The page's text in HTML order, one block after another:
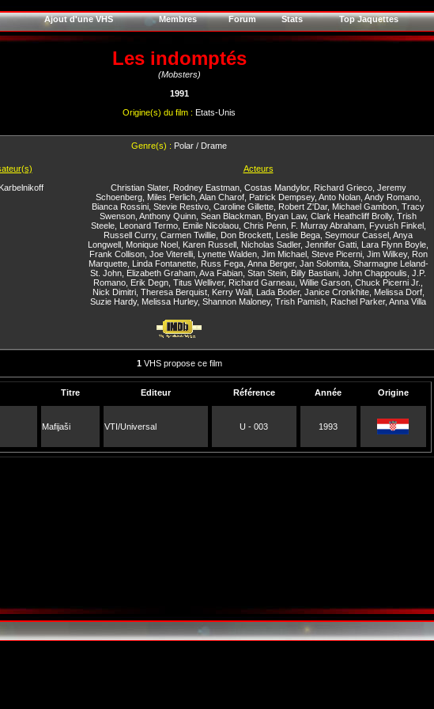
Ajout d'une VHS Membres Forum Stats Top Jaquettes
Les indomptés
(Mobsters)
1991
Origine(s) du film : Etats-Unis
Genre(s) : Polar / Drame
Acteurs
Christian Slater, Rodney Eastman, Costas Mandylor, Richard Grieco, Jeremy
Schoenberg, Miles Perlich, Alan Charof, Patrick Dempsey, Anto Nolan, Andy Romano,
Bianca Rossini Stevie Restivo Caroline Gillette Robert Z'Dar, Michael Gambon Tracy
Swenson Anthony Quinn Sean Blackman Bryan Law, Clark Heathcliff Brolly, Trish
Steele, Leonard Termo, Emile Nicolaou, Chris Penn, F. Murray Abraham, Fyvush Finkel,
Russell Curry, Carmen Twillie Don Brockett Leslie Bega Seymour Cassel Anya
Longwell Monique Noel Karen Russell Nicholas Sadler, Jennifer Gatti Lara Flynn Boyle
Frank Collison, Joe Viterelli, Lynette Walden, Jim Michael, Steve Picerni, Jim Wilkey, Ron
Marquette, Linda Fontanette, Russ Fega, Anna Berger, Jan Solomita, Sharmagne Leland-
St. John Elizabeth Graham Ava Fabian Stan Stein Billy Bastiani John Chappoulis J.P.
Romano Erik Degn Titus Welliver, Richard Garneau Willie Garson Chuck Picerni Jr.
Nick Dimitri, Theresa Berquist, Kerry Wall, Lada Boder, Janice Cronkhite, Melissa Dorf,
Suzie Hardy, Melissa Hurley, Shannon Maloney, Trish Pamish Rachel Parker, Anna Villa
1VHS propose ce film
Titre Editeur Référence Année Origine
Mafijaši VTI/Universal U - 003 1993